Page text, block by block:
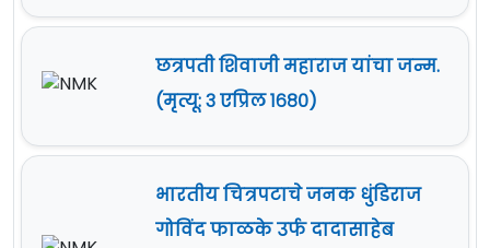
छत्रपती शिवाजी महाराज यांचा जन्म.
(मृत्यू: ३ एप्रिल १६८०)
भारतीय चित्रपटाचे जनक धुंडिराज
गोविंद फाळके उर्फ दादासाहेब